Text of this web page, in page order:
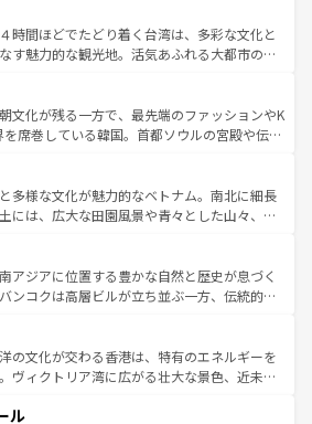
スタイルだ。 なお、新着のアメリカ
ンツ一覧を参照してほしい。
しの心で訪れる人々を迎えてくれるハワイの
いローカルフードやハワイアンミュージッ
フラダンスなど、すべてがハワイの魅力を彩
てほしい。 なお、新着のハワイ情報
一覧を参照してほしい。
大陸中央部にそびえるウルル（エアーズロッ
ニアの美しい原生林やケアンズの熱帯雨林な
がたくさん。また、カフェやワイン、オージ
ィビティも充実しており、サーフィンやダイ
キングなど、アウトドア好きにはたまらな
ラリアの多彩な魅力を存分に味わいつくそ
い。
時間ほどでたどり着く台湾は、多彩な文化と
す魅力的な観光地。活気あふれる大都市の台
な山岳地帯である台湾東部など、都市の喧騒
さが共存しており、訪れる人に新しい発見と
してくれる。また、奥深い台湾の食文化も魅
評判のスイーツなど、バラエティ豊かな料理
が味わえる。 なお、新着の台湾情報は コンテンツ一覧を参
。
文化が残る一方で、最先端のファッションやK
席巻している韓国。首都ソウルの宮殿や伝統
を延ばせば四季折々の自然美を楽しむことが
て、キムチや焼肉、絶品のストリートフード
まな韓国料理が待っている。夜には、韓国な
れながら、韓国の多彩な魅力を心ゆくまで味
わってみてほしい。 なお、新着の韓国情報はコンテンツ一
ほしい。
多様な文化が魅力的なベトナム。南北に細長
には、広大な田園風景や青々とした山々、世
共に伝統が息づく。ハノイの古い町並みやホ
フランス統治時代の建物も、独特の雰囲気を
る。また、バラエティの豊かさとおいしさで
やバインミー、ベトナムコーヒーなどは、ぜ
いたい。どの地域を訪れてもあたたかい人々
えてくれるので、きっと忘れられない旅にな
い。
アジアに位置する豊かな自然と歴史が息づく
ンコクは高層ビルが立ち並ぶ一方、伝統的な
している。北部ではチェンマイなどの山岳地
れ合い、南部ではプーケットやクラビの美し
ゾート気分を楽しむことができる。タイ料理
は一年中温暖で、どの季節にも異なる楽しみ
の文化が交わる香港は、特有のエネルギーを
ヴィクトリア湾に広がる壮大な景色、近未来
れても感動するはず。観光スポットが密集し
ル